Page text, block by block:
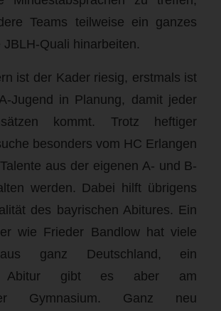
Teams teilweise ein ganzes
JBLH-Quali hinarbeiten.
ist der Kader riesig, erstmals ist
Jugend in Planung, damit jeder
kommt. Trotz heftiger
besonders vom HC Erlangen
aus der eigenen A- und B-
werden. Dabei hilft übrigens
des bayrischen Abitures. Ein
wie Frieder Bandlow hat viele
ganz Deutschland, ein
Abitur gibt es aber am
Gymnasium. Ganz neu